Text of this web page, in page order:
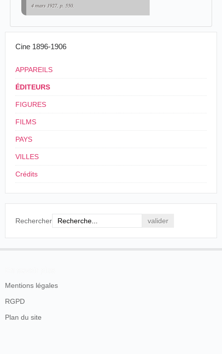
4 mars 1927, p. 550.
Cine 1896-1906
APPAREILS
ÉDITEURS
FIGURES
FILMS
PAYS
VILLES
Crédits
Rechercher
Mentions légales
RGPD
Plan du site